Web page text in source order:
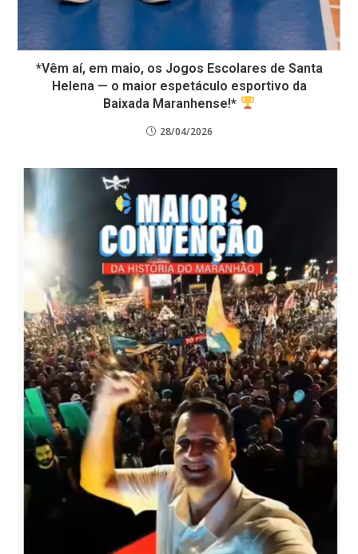
*Vêm aí, em maio, os Jogos Escolares de Santa
Helena — o maior espetáculo esportivo da
Baixada Maranhense!*
28/04/2026